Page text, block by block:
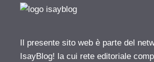
Il presente sito web è parte del
IsayBlog! la cui rete editoriale